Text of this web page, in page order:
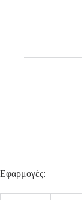
Εφαρμογές: